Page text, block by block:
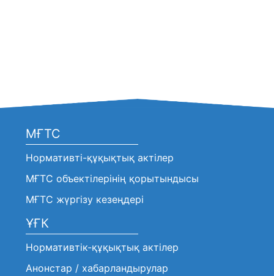
МҒТС
Нормативті-құқықтық актілер
МҒТС объектілерінің қорытындысы
МҒТС жүргізу кезеңдері
ҰҒК
Нормативтік-құқықтық актілер
Анонстар / хабарландырулар